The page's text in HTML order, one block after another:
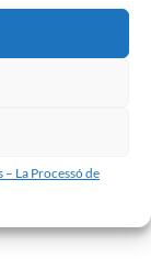
– La Processó de